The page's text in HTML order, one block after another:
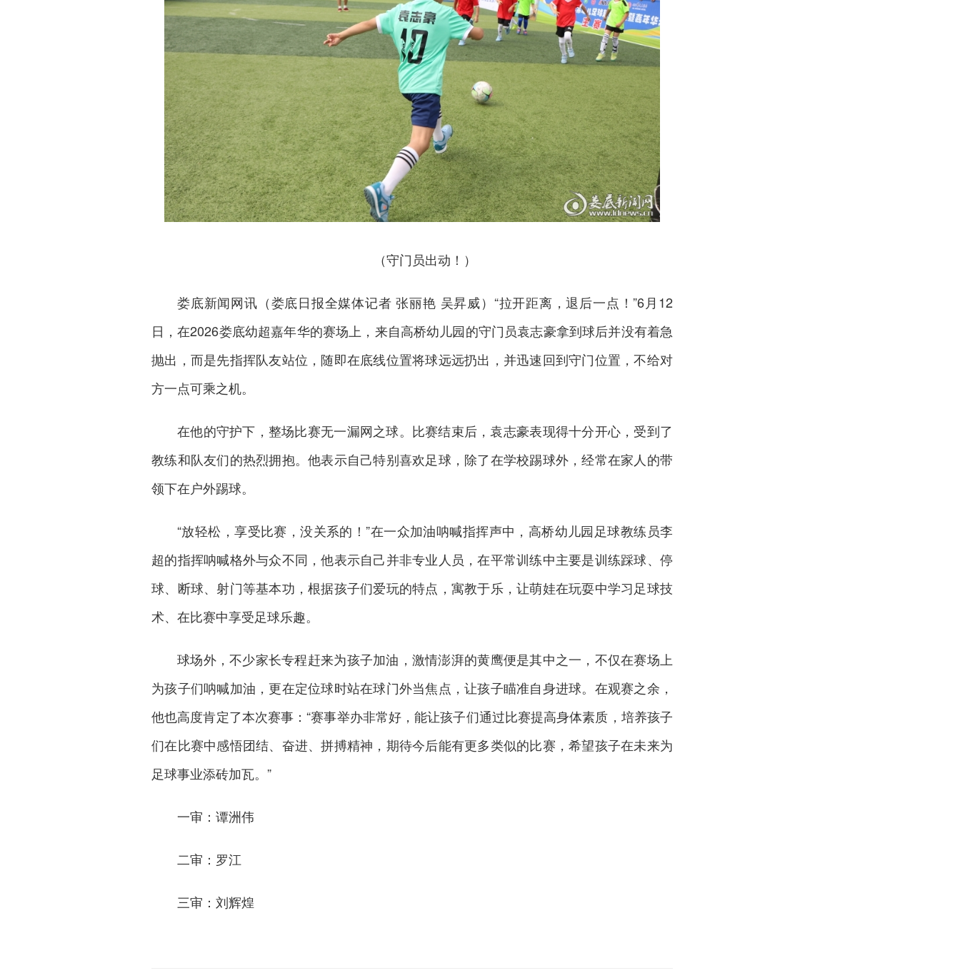
（守门员出动！）
娄底新闻网讯（娄底日报全媒体记者 张丽艳 吴昇威）“拉开距离，退后一点！”6月12
日，在2026娄底幼超嘉年华的赛场上，来自高桥幼儿园的守门员袁志豪拿到球后并没有着急
抛出，而是先指挥队友站位，随即在底线位置将球远远扔出，并迅速回到守门位置，不给对
方一点可乘之机。
在他的守护下，整场比赛无一漏网之球。比赛结束后 ，袁志豪表现得十分开心，受到了
教练和队友们的热烈拥抱。他表示自己特别喜欢足球，除了在学校踢球外，经常在家人的带
领下在户外踢球。
“放轻松，享受比赛，没关系的！”在一众加油呐喊指挥声中，高桥幼儿园足球教练员李
超的指挥呐喊格外与众不同，他表示自己并非专业人员，在平常训练中主要是训练踩球、停
球、断球、射门等基本功，根据孩子们爱玩的特点，寓教于乐，让萌娃在玩耍中学习足球技
术、在比赛中享受足球乐趣。
球场外，不少家长专程赶来为孩子加油， 激情澎湃的黄鹰便是其中之一，不仅在赛场上
为孩子们呐喊加油，更在定位球时站在球门外当焦点，让孩子瞄准自身进球。在观赛之余，
他也高度肯定了本次赛事：“赛事举办非常好，能让孩子们通过比赛提高身体素质，培养孩子
们在比赛中感悟团结、奋进、拼搏精神，期待今后能有更多类似的比赛，希望孩子在未来为
足球事业添砖加瓦。”
一审：谭洲伟
二审：罗江
三审：刘辉煌